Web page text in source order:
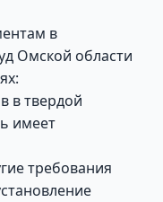
в
Омской области
в твердой
имеет
требования